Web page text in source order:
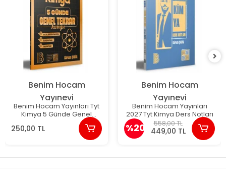
Benim Hocam
Yayınevi
Benim Hocam Yayınları Tyt
Kimya 5 Günde Genel
250,00 TL
Benim Hocam
Yayınevi
Benim Hocam Yayınları
2027 Tyt Kimya Ders Notları
%20 558,00 TL
449,00 TL